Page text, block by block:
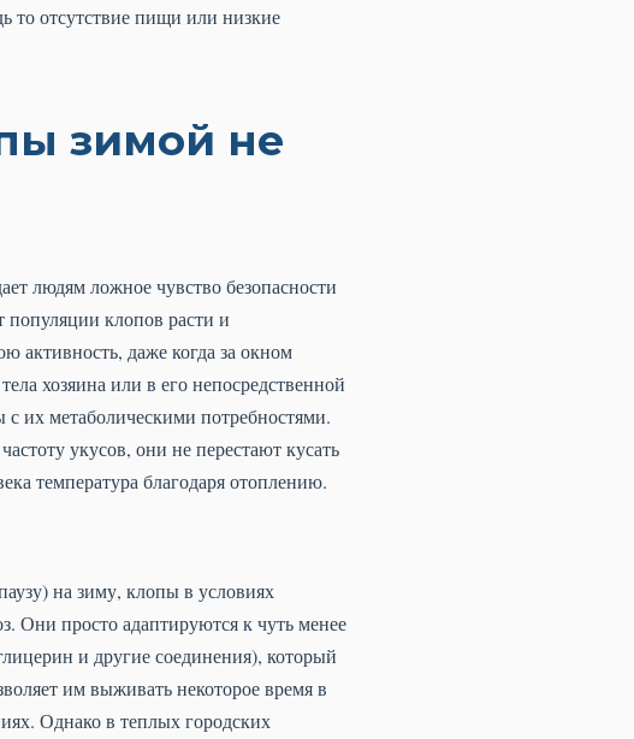
то отсутствие пищи или низкие
зимой не
людям ложное чувство безопасности
популяции клопов расти и
активность, даже когда за окном
хозяина или в его непосредственной
их метаболическими потребностями.
укусов, они не перестают кусать
температура благодаря отоплению.
на зиму, клопы в условиях
Они просто адаптируются к чуть менее
и другие соединения), который
им выживать некоторое время в
Однако в теплых городских